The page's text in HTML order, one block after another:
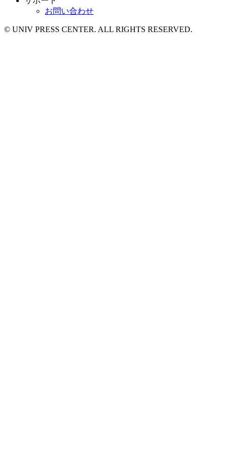
お問い合わせ
© UNIV PRESS CENTER. ALL RIGHTS RESERVED.